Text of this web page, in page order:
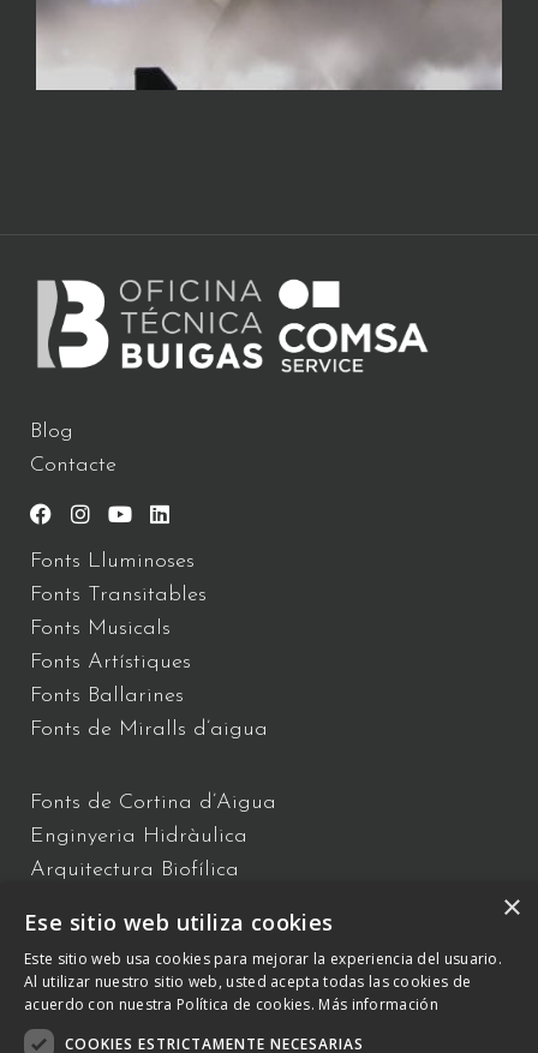
Blog
Contacte
Fonts Lluminoses
Fonts Transitables
Fonts Musicals
Fonts Artístiques
Fonts Ballarines
Fonts de Miralls d’aigua
Fonts de Cortina d’Aigua
Enginyeria Hidràulica
Arquitectura Biofílica
Fonts Flotants
Fonts Interactives
×
Ese sitio web utiliza cookies
Este sitio web usa cookies para mejorar la experiencia del usuario.
Al utilizar nuestro sitio web, usted acepta todas las cookies de
acuerdo con nuestra Política de cookies. Más información
COOKIES ESTRICTAMENTE NECESARIAS